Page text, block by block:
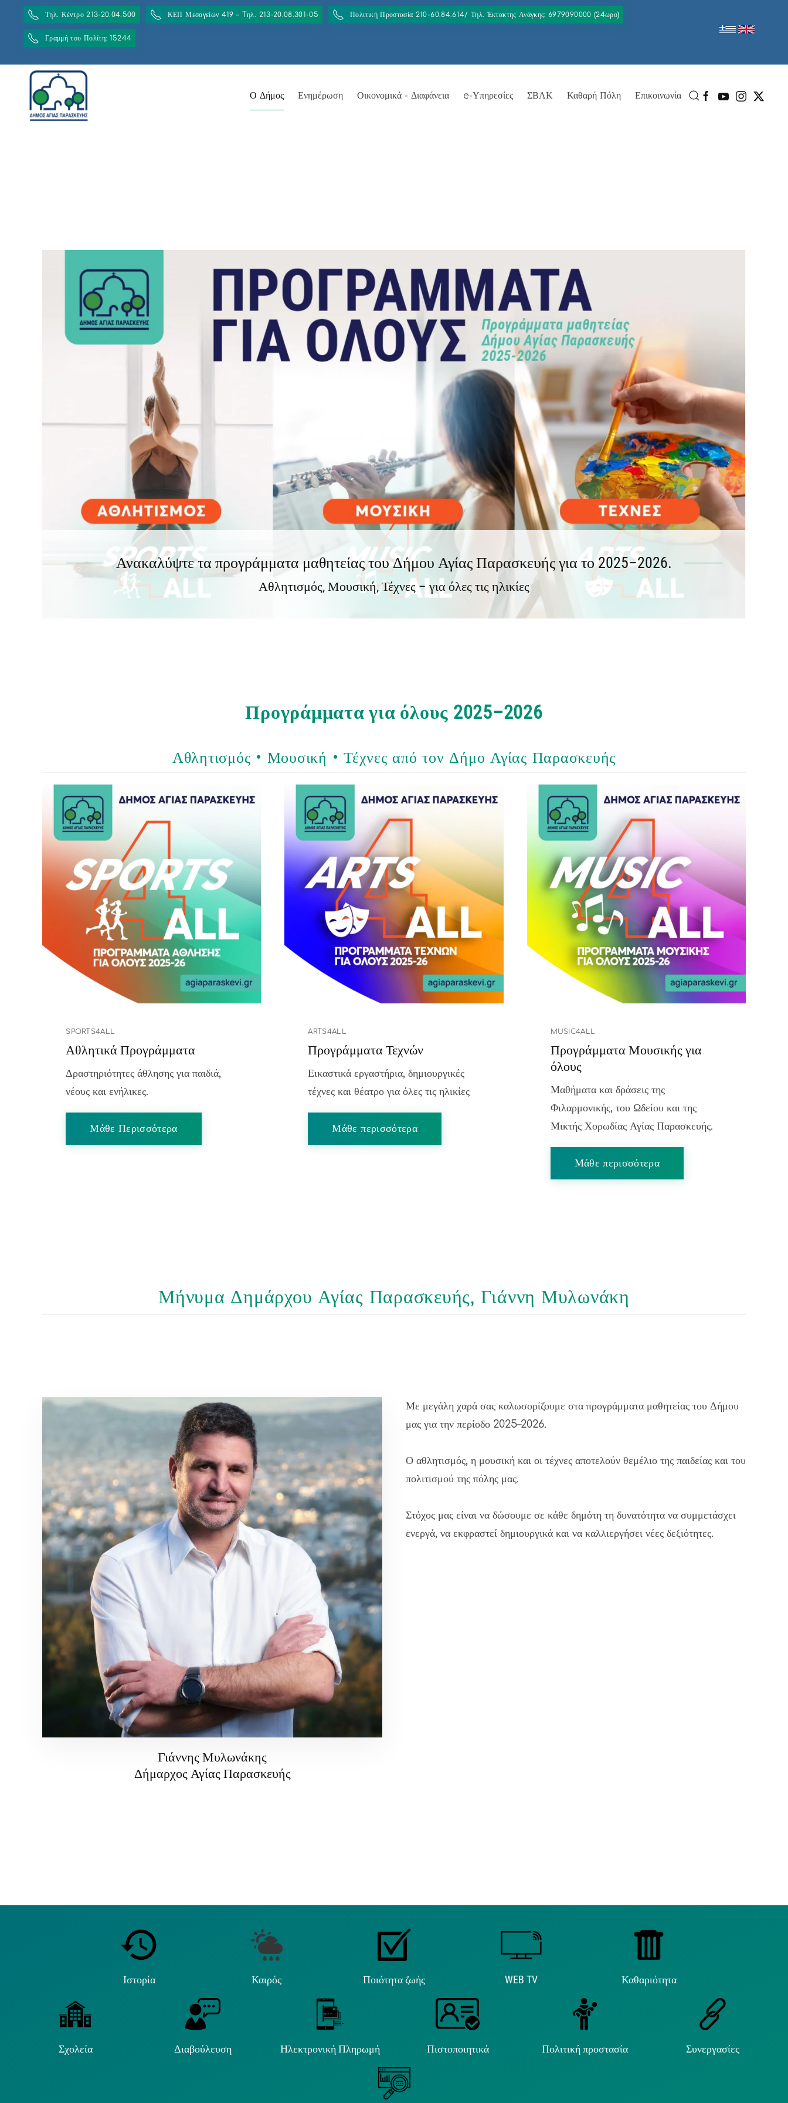
Τηλ. Κέντρο 213-20.04.500 ΚΕΠ Μεσογείων 419 – Tηλ. 213-20.08.301-05 Πολιτική Προστασία 210-60.84.614/ Τηλ. Έκτακτης Ανάγκης: 6979090000 (24ωρο)
Γραμμή του Πολίτη: 15244
Ο Δήμος Ενημέρωση Οικονομικά - Διαφάνεια e-Υπηρεσίες ΣΒΑΚ Καθαρή Πόλη Επικοινωνία
Ανακαλύψτε τα προγράμματα μαθητείας του Δήμου Αγίας Παρασκευής για το 2025–2026.
Αθλητισμός, Μουσική, Τέχνες – για όλες τις ηλικίες
Προγράμματα για όλους 2025–2026
Αθλητισμός • Μουσική • Τέχνες από τον Δήμο Αγίας Παρασκευής
SPORTS4ALL
Αθλητικά Προγράμματα
Δραστηριότητες άθλησης για παιδιά,
νέους και ενήλικες.
Μάθε Περισσότερα
ARTS4ALL
Προγράμματα Τεχνών
Εικαστικά εργαστήρια, δημιουργικές
τέχνες και θέατρο για όλες τις ηλικίες
Μάθε περισσότερα
MUSIC4ALL
Προγράμματα Μουσικής για
όλους
Μαθήματα και δράσεις της
Φιλαρμονικής, του Ωδείου και της
Μικτής Χορωδίας Αγίας Παρασκευής.
Μάθε περισσότερα
Μήνυμα Δημάρχου Αγίας Παρασκευής, Γιάννη Μυλωνάκη
Γιάννης Μυλωνάκης
Δήμαρχος Αγίας Παρασκευής
Με μεγάλη χαρά σας καλωσορίζουμε στα προγράμματα μαθητείας του Δήμου
μας για την περίοδο 2025–2026.
Ο αθλητισμός, η μουσική και οι τέχνες αποτελούν θεμέλιο της παιδείας και του
πολιτισμού της πόλης μας.
Στόχος μας είναι να δώσουμε σε κάθε δημότη τη δυνατότητα να συμμετάσχει
ενεργά, να εκφραστεί δημιουργικά και να καλλιεργήσει νέες δεξιότητες.
Ιστορία Καιρός Ποιότητα ζωής WEB TV Καθαριότητα
Σχολεία Διαβούλευση Ηλεκτρονική Πληρωμή Πιστοποιητικά Πολιτική προστασία Συνεργασίες